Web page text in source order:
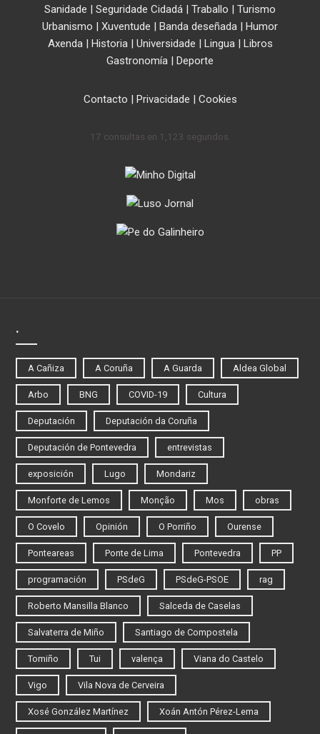
Sanidade | Seguridade Cidadá | Traballo | Turismo
Urbanismo | Xuventude | Banda deseñada | Humor
Axenda| Historia| Universidade | Lingua| Libros
Gastronomía | Deporte
Contacto | Privacidade | Cookies
17 consultas en 1,123 segundos.
.
A Cañiza A Coruña A Guarda Aldea Global
Arbo BNG COVID-19 Cultura
Deputación Deputación da Coruña
Deputación de Pontevedra entrevistas
exposición Lugo Mondariz
Monforte de Lemos Monção Mos obras
O Covelo Opinión O Porriño Ourense
Ponteareas Ponte de Lima Pontevedra PP
programación PSdeG PSdeG-PSOE rag
Roberto Mansilla Blanco Salceda de Caselas
Salvaterra de Miño Santiago de Compostela
Tomiño Tui valença Viana do Castelo
Vigo Vila Nova de Cerveira
Xosé González Martínez Xoán Antón Pérez-Lema